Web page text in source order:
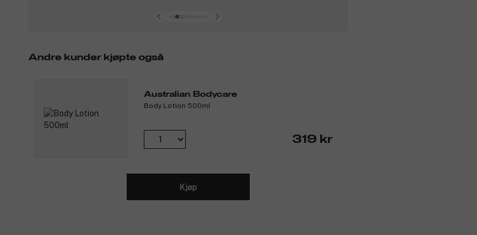
kroppsproduktene fra
Andre kunder kjøpte også
Australian Bodycare
Body Lotion 500ml
319 kr
Kjøp